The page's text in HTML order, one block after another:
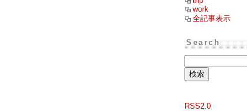
work
全記事表示
Search
RSS2.0